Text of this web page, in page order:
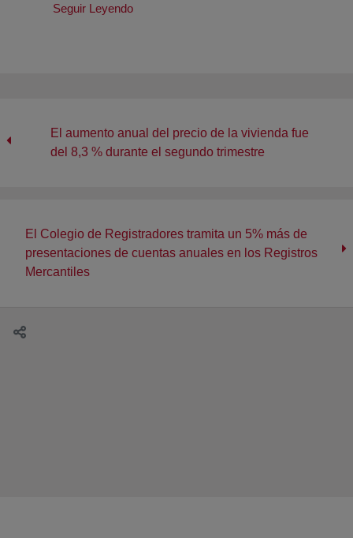
blanqueo de capitales y financiación del
Seguir Leyendo
El aumento anual del precio de la vivienda fue
del 8,3 % durante el segundo trimestre
El Colegio de Registradores tramita un 5% más de
presentaciones de cuentas anuales en los Registros
Mercantiles